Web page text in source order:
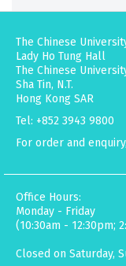
The Chinese
Lady Ho Tung Hall
The Chinese
Sha Tin, N.T.
Hong Kong SAR
Tel: +852 3943 9800
For order and
Office Hours:
Monday - Friday
(10:30am - 12:30pm;
Closed on Saturday,